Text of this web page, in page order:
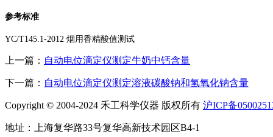
参考标准
YC/T145.1-2012 烟用香精酸值测试
上一篇： 自动电位滴定仪测定牛奶中钙含量
下一篇： 自动电位滴定仪测定溶液碳酸钠和氢氧化钠含量
Copyright © 2004-2024 禾工科学仪器 版权所有 沪ICP备
地址：上海复华路33号复华高新技术园区B4-1